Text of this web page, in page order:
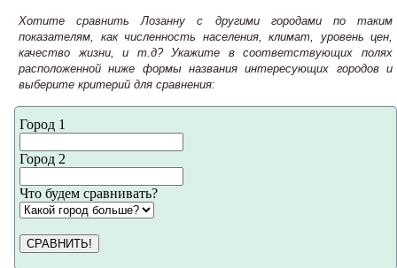
Хотите сравнить Лозанну с другими городами по таким
показателям, как численность населения, климат, уровень цен,
качество жизни, и т.д? Укажите в соответствующих полях
расположенной ниже формы названия интересующих городов и
выберите критерий для сравнения:
Город 1
Город 2
Что будем сравнивать?
СРАВНИТЬ!